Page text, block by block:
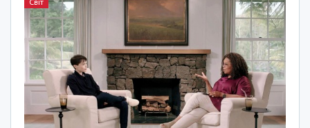
Світ